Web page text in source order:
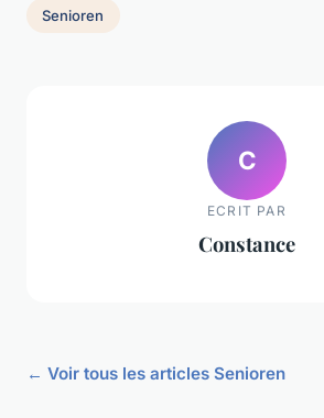
Senioren
C
ECRIT PAR
Constance
← Voir tous les articles Senioren